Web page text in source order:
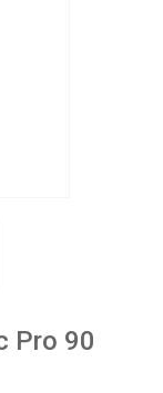
Pro 90